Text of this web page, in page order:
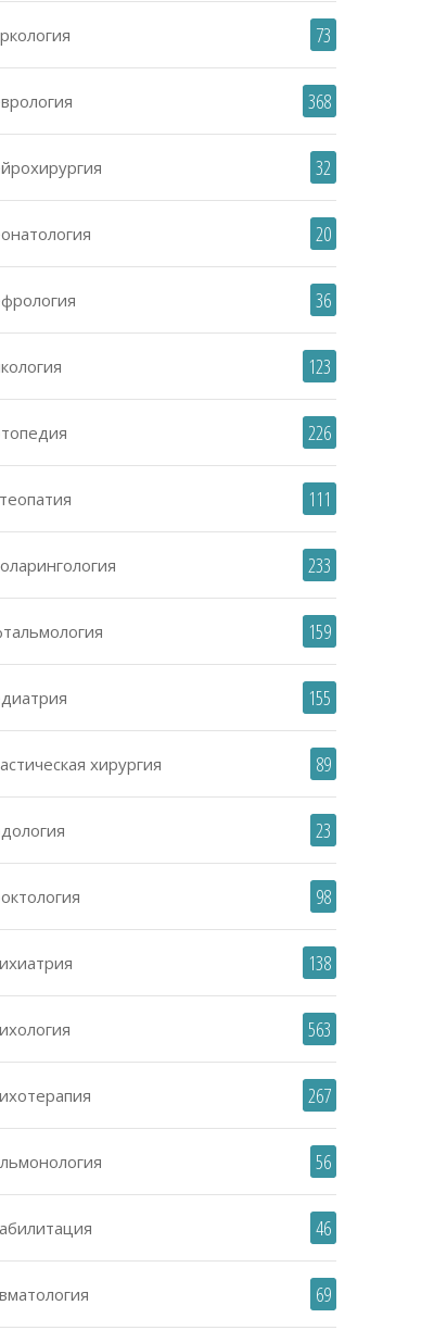
73
368
32
20
36
123
226
111
233
159
155
хирургия 89
23
98
138
563
267
56
46
69